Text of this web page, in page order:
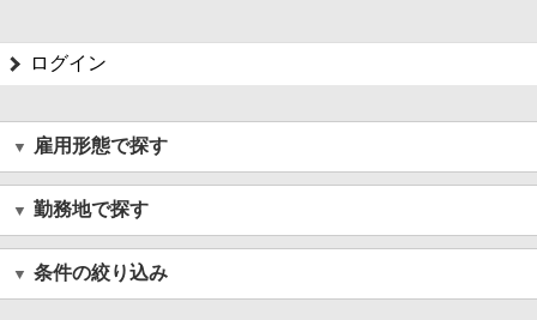
ログイン
雇用形態で探す
勤務地で探す
条件の絞り込み